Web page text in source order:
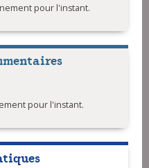
pour l'instant.
pour l'instant.